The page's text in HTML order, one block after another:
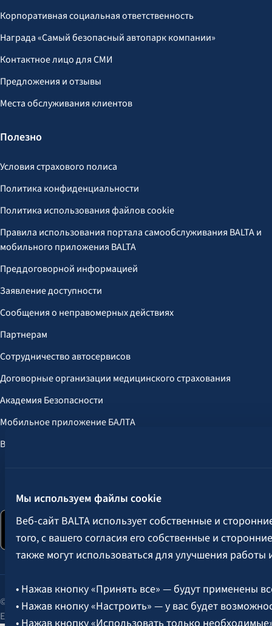
Мы используем файлы cookie
Веб-сайт BALTA использует собственные и
того, с вашего согласия его собственные и
также могут использоваться для улучшения работы
• Нажав кнопку «Принять все» — будут применены
• Нажав кнопку «Настроить» — у вас будет
• Нажав кнопку «Использовать только
Корпоративная социальная ответственность
Награда «Самый безопасный автопарк компании»
Контактное лицо для СМИ
Предложения и отзывы
Места обслуживания клиентов
Полезно
Условия страхового полиса
Политика конфиденциальности
Политика использования файлов cookie
Правила использования портала самообслуживания BALTA и
мобильного приложения BALTA
Преддоговорной информацией
Заявление доступности
Сообщения о неправомерных действиях
Партнерам
Сотрудничество автосервисов
Договорные организации медицинского страхования
Академия Безопасности
Мобильное приложение БАЛТА
Выгоды для клиентов
© 2026 AAS BALTA | улица Сканстес 25, Рига, LV-1013, Латвия.
Единый рег. № 40003049409.